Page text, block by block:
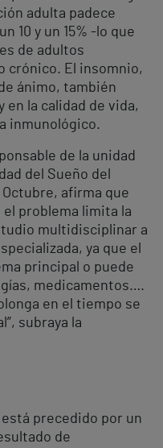
adulta padece
10 y un 15% -lo que
de adultos
crónico. El insomnio,
ánimo, también
en la calidad de vida,
inmunológico.
de la unidad
del Sueño del
afirma que
el problema limita la
multidisciplinar a
ya que el
principal o puede
medicamentos….
en el tiempo se
subraya la
precedido por un
de